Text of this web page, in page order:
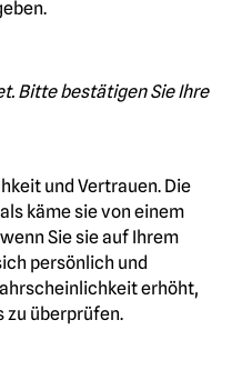
Bitte bestätigen Sie Ihre
und Vertrauen. Die
käme sie von einem
Sie sie auf Ihrem
persönlich und
erhöht,
zu überprüfen.